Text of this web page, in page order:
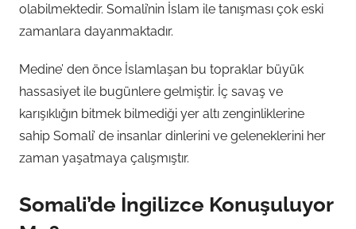
olabilmektedir. Somali’nin İslam ile tanışması çok eski
zamanlara dayanmaktadır.
Medine’ den önce İslamlaşan bu topraklar büyük
hassasiyet ile bugünlere gelmiştir. İç savaş ve
karışıklığın bitmek bilmediği yer altı zenginliklerine
sahip Somali’ de insanlar dinlerini ve geleneklerini her
zaman yaşatmaya çalışmıştır.
Somali’de İngilizce Konuşuluyor